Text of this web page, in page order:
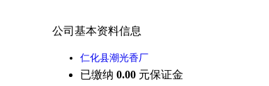
公司基本资料信息
仁化县潮光香厂
已缴纳 0.00 元保证金